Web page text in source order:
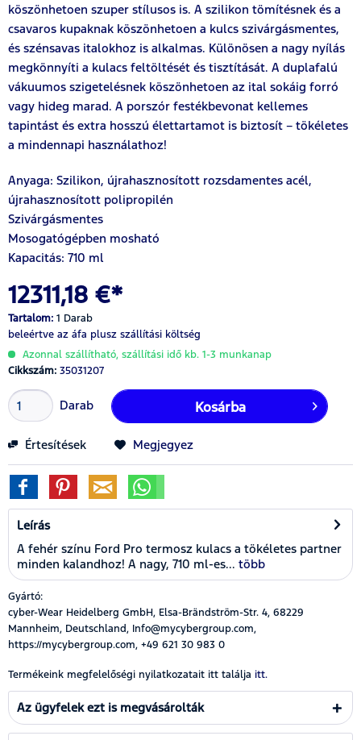
köszönhetoen szuper stílusos is. A szilikon tömítésnek és a
csavaros kupaknak köszönhetoen a kulcs szivárgásmentes,
és szénsavas italokhoz is alkalmas. Különösen a nagy nyílás
megkönnyíti a kulacs feltöltését és tisztítását. A duplafalú
vákuumos szigetelésnek köszönhetoen az ital sokáig forró
vagy hideg marad. A porszór festékbevonat kellemes
tapintást és extra hosszú élettartamot is biztosít – tökéletes
a mindennapi használathoz!
Anyaga: Szilikon, újrahasznosított rozsdamentes acél,
újrahasznosított polipropilén
Szivárgásmentes
Mosogatógépben mosható
Kapacitás: 710 ml
12311,18 €*
Tartalom: 1 Darab
beleértve az áfa plusz szállítási költség
Azonnal szállítható, szállítási idő kb. 1-3 munkanap
Cikkszám: 35031207
Darab Kosárba
Értesítések Megjegyez
Leírás
A fehér színu Ford Pro termosz kulacs a tökéletes partner
minden kalandhoz! A nagy, 710 ml-es... több
Gyártó:
cyber-Wear Heidelberg GmbH, Elsa-Brändström-Str. 4, 68229
Mannheim, Deutschland, Info@mycybergroup.com,
https://mycybergroup.com, +49 621 30 983 0
Termékeink megfelelőségi nyilatkozatait itt találja itt.
Az ügyfelek ezt is megvásárolták